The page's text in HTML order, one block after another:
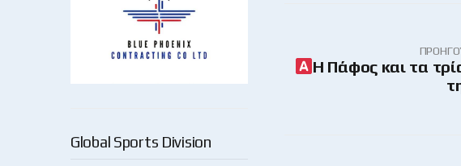
Global Sports Division
Η Πάφος και τα